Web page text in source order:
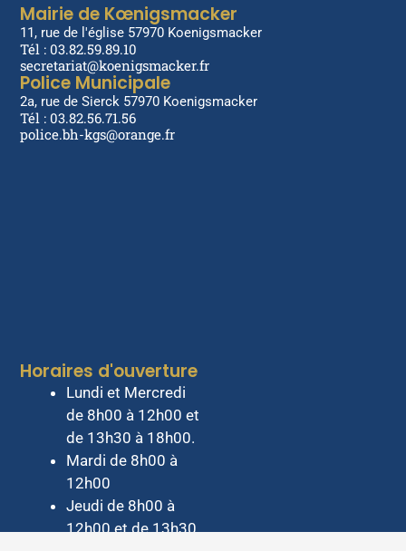
Mairie de Kœnigsmacker
11, rue de l'église 57970 Koenigsmacker
Tél : 03.82.59.89.10
secretariat@koenigsmacker.fr
Police Municipale
2a, rue de Sierck 57970 Koenigsmacker
Tél : 03.82.56.71.56
police.bh-kgs@orange.fr
Horaires d'ouverture
Lundi et Mercredi
de 8h00 à 12h00 et
de 13h30 à 18h00.
Mardi de 8h00 à
12h00
Jeudi de 8h00 à
12h00 et de 13h30